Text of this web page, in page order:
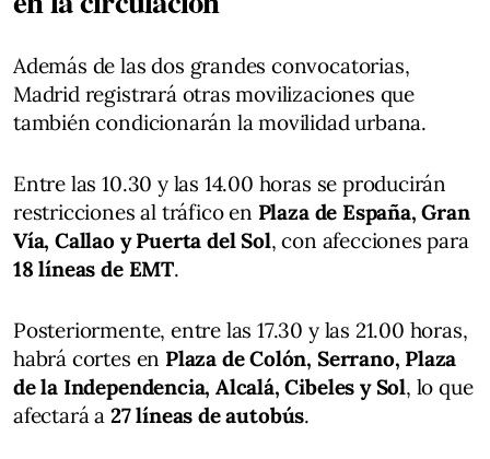
Además de las dos grandes convocatorias,
Madrid registrará otras movilizaciones que
también condicionarán la movilidad urbana.
Entre las 10.30 y las 14.00 horas se producirán
restricciones al tráfico en Plaza de España, Gran
Vía, Callao y Puerta del Sol, con afecciones para
18 líneas de EMT.
Posteriormente, entre las 17.30 y las 21.00 horas,
habrá cortes en Plaza de Colón, Serrano, Plaza
de la Independencia, Alcalá, Cibeles y Sol, lo que
afectará a 27 líneas de autobús.